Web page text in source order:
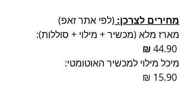
מחירים לצרכן: (לפי אתר זאפ)
מארז מלא (מכשיר + מילוי + סוללות):
₪
מיכל מילוי למכשיר האוטומטי:
₪